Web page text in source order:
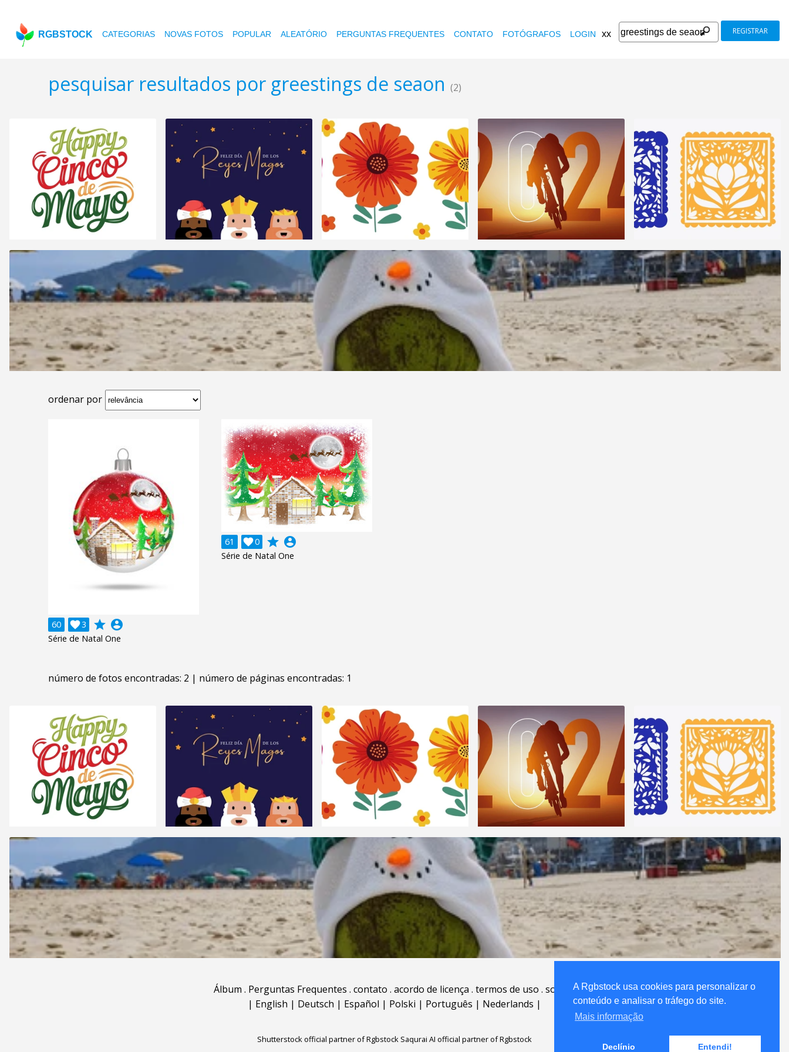
A Rgbstock usa cookies para personalizar o
conteúdo e analisar o tráfego do site.
Mais informação
Declínio Entendi!
A Rgbstock usa cookies para personalizar o
conteúdo e analisar o tráfego do site.
Mais informação
Declínio Entendi!
RGBSTOCK CATEGORIAS NOVAS FOTOS POPULAR ALEATÓRIO PERGUNTAS FREQUENTES CONTATO FOTÓGRAFOS LOGIN xx REGISTRAR
pesquisar resultados por greestings de seaon (2)
ordenar por
60 3
 grade account_circle
Série de Natal One
61 0
 grade account_circle
Série de Natal One
número de fotos encontradas: 2 | número de páginas encontradas: 1
Álbum . Perguntas Frequentes . contato . acordo de licença . termos de uso . sobre
.
| English | Deutsch | Español | Polski | Português | Nederlands |
Shutterstock official partner of Rgbstock Saqurai AI official partner of Rgbstock